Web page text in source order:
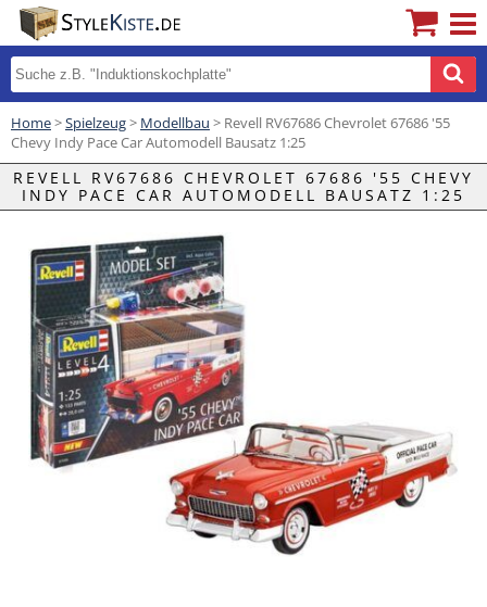
Home>Spielzeug> Modellbau > Revell RV67686 Chevrolet 67686 '55
Chevy Indy Pace Car Automodell Bausatz 1:25
REVELL RV67686 CHEVROLET 67686 '55 CHEVY
INDY PACE CAR AUTOMODELL BAUSATZ 1:25